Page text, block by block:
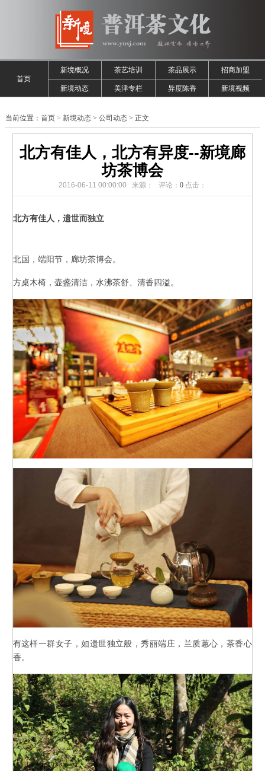
首页
新境概况
新境动态
茶艺培训
美津专栏
茶品展示
异度陈香
招商加盟
新境视频
当前位置： 首页> 新境动态> 公司动态> 正文
北方有佳人，北方有异度--新境廊
坊茶博会
2016-06-11 00:00:00 来源： 评论： 0点击：
北方有佳人，遗世而独立
北国，端阳节，廊坊茶博会。
方桌木椅，壶盏清洁，水沸茶舒、清香四溢。
有这样一群女子，如遗世独立般，秀丽端庄，兰质蕙心，茶香心
香。